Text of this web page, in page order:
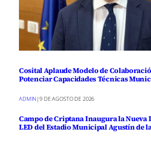
Cosital Aplaude Modelo de
Potenciar Capacidades Técnicas
ADMIN |9 DE AGOSTO DE 2026
Campo de Criptana Inaugura la
LED del Estadio Municipal Agustín de